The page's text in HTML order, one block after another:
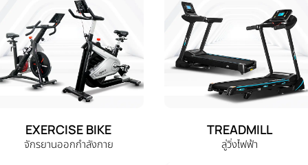
EXERCISE BIKE
จักรยานออกกำลังกาย
TREADMILL
ลู่วิ่งไฟฟ้า